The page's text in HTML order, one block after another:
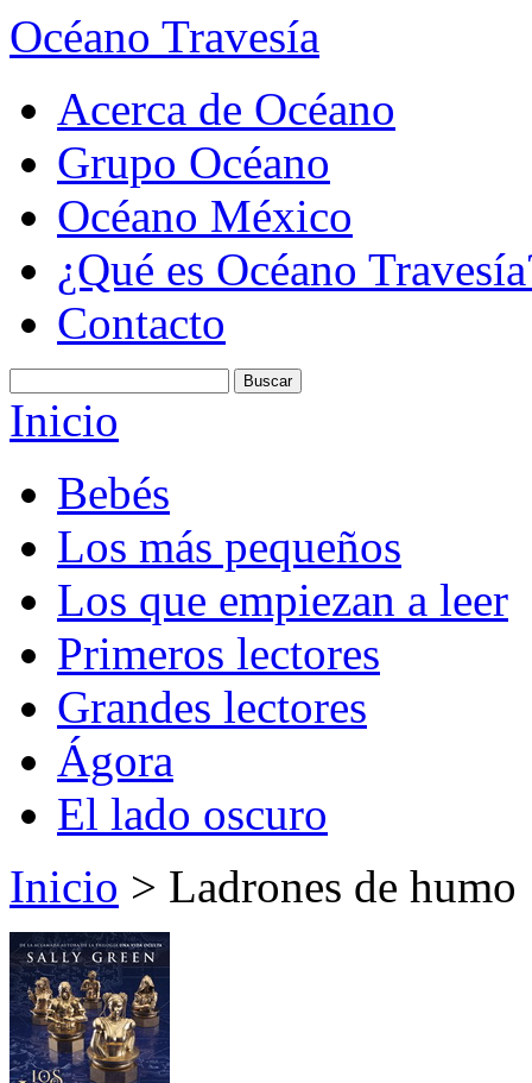
Océano Travesía
Acerca de Océano
Grupo Océano
Océano México
¿Qué es Océano
Contacto
Inicio
Bebés
Los más pequeños
Los que empiezan a leer
Primeros lectores
Grandes lectores
Ágora
El lado oscuro
Inicio > Ladrones de